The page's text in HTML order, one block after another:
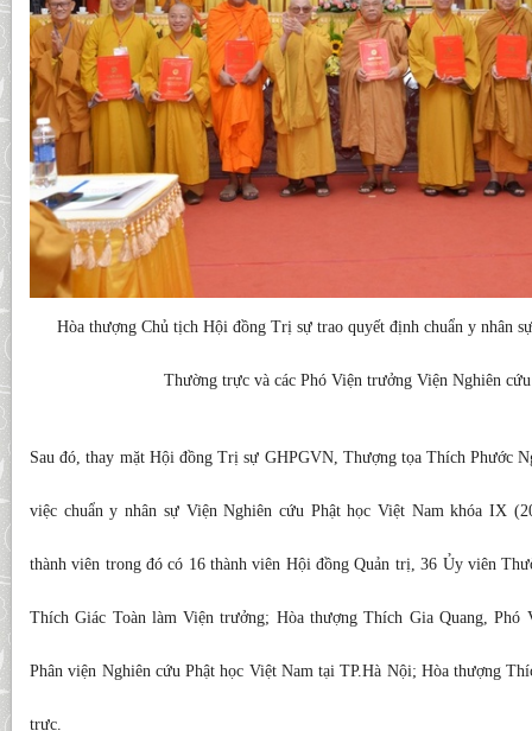
Hòa thượng Chủ tịch Hội đồng Trị sự trao quyết định chuẩn y nhân
Thường trực và các Phó Viện trưởng Viện Nghiên
Sau đó, thay mặt Hội đồng Trị sự GHPGVN, Thượng tọa Thích Phước
việc chuẩn y nhân sự Viện Nghiên cứu Phật học Việt Nam khóa IX
thành viên trong đó có 16 thành viên Hội đồng Quản trị, 36 Ủy viên
Thích Giác Toàn làm Viện trưởng; Hòa thượng Thích Gia Quang,
Phân viện Nghiên cứu Phật học Việt Nam tại TP.Hà Nội; Hòa thượng
trực.